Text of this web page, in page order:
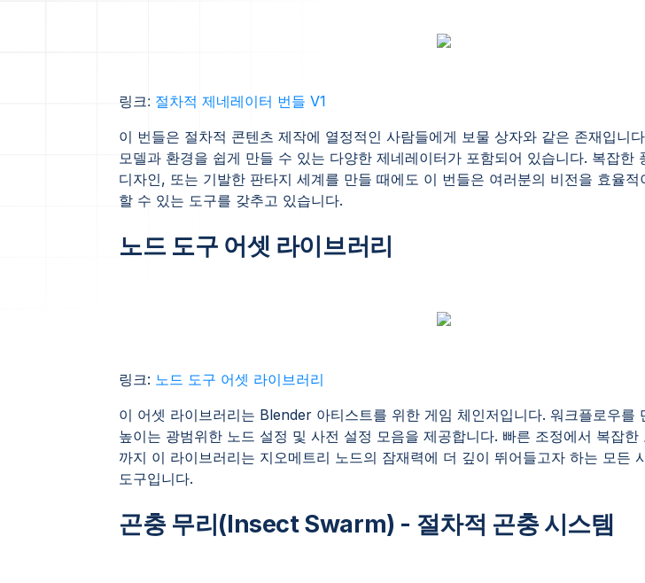
링크: 절차적 제네레이터 번들 V1
이 번들은 절차적 콘텐츠 제작에 열정적인 사람들에게 보물 상자와 같은 존재입니
모델과 환경을 쉽게 만들 수 있는 다양한 제네레이터가 포함되어 있습니다. 복잡한
디자인, 또는 기발한 판타지 세계를 만들 때에도 이 번들은 여러분의 비전을 효율적
할 수 있는 도구를 갖추고 있습니다.
노드 도구 어셋 라이브러리
링크: 노드 도구 어셋 라이브러리
이 어셋 라이브러리는 Blender 아티스트를 위한 게임 체인저입니다. 워크플로우를
높이는 광범위한 노드 설정 및 사전 설정 모음을 제공합니다. 빠른 조정에서 복잡한
까지 이 라이브러리는 지오메트리 노드의 잠재력에 더 깊이 뛰어들고자 하는 모든
도구입니다.
곤충 무리(Insect Swarm) - 절차적 곤충 시스템